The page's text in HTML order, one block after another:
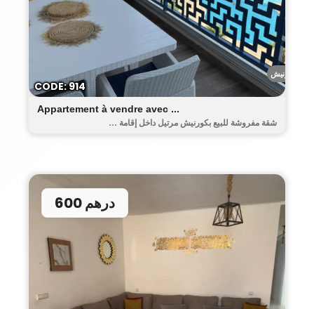
الكورنيش
Appartement à vendre avec ...
شقة مفروشة للبيع بكورنيش مرتيل داخل إقامة ...
CODE: 914
600 درهم